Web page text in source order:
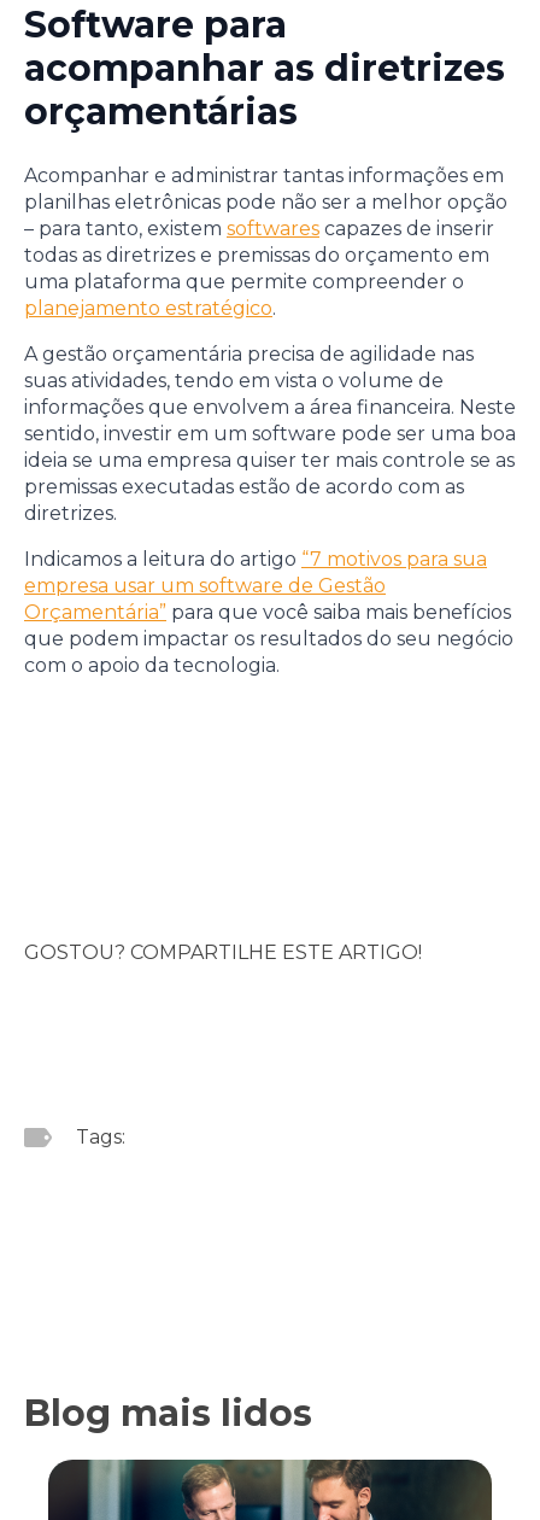
Software para
acompanhar as diretrizes
orçamentárias
Acompanhar e administrar tantas informações em
planilhas eletrônicas pode não ser a melhor opção
– para tanto, existem softwares capazes de inserir
todas as diretrizes e premissas do orçamento em
uma plataforma que permite compreender o
planejamento estratégico.
A gestão orçamentária precisa de agilidade nas
suas atividades, tendo em vista o volume de
informações que envolvem a área financeira. Neste
sentido, investir em um software pode ser uma boa
ideia se uma empresa quiser ter mais controle se as
premissas executadas estão de acordo com as
diretrizes.
Indicamos a leitura do artigo “7 motivos para sua
empresa usar um software de Gestão
Orçamentária” para que você saiba mais benefícios
que podem impactar os resultados do seu negócio
com o apoio da tecnologia.
GOSTOU? COMPARTILHE ESTE ARTIGO!
Tags:
Blog mais lidos